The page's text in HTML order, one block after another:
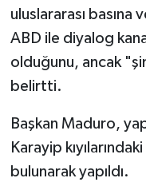
uluslararası basına
ABD ile diyalog
olduğunu, ancak
belirtti.
Başkan Maduro,
Karayip
bulunarak yapıldı.